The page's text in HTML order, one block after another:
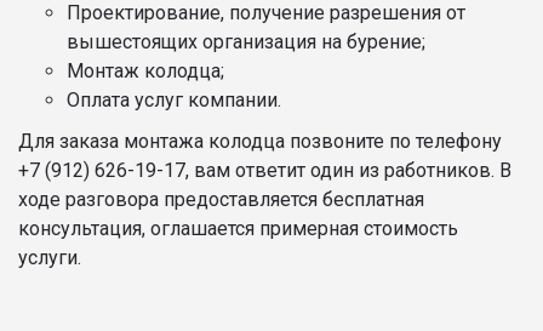
Проектирование, получение разрешения от
вышестоящих организация на бурение;
Монтаж колодца;
Оплата услуг компании.
Для заказа монтажа колодца позвоните по телефону
+7 (912) 626-19-17, вам ответит один из работников. В
ходе разговора предоставляется бесплатная
консультация, оглашается примерная стоимость
услуги.